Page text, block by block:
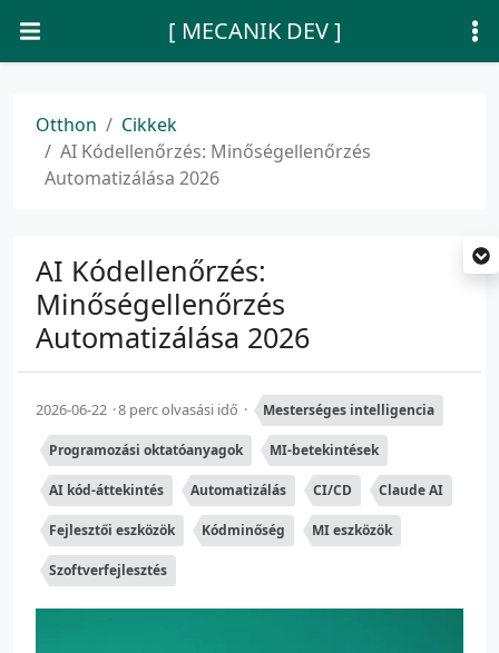
[ MECANIK DEV ]
Otthon
Cikkek
AI Kódellenőrzés: Minőségellenőrzés
Automatizálása 2026
AI Kódellenőrzés:
Minőségellenőrzés
Automatizálása 2026
2026-06-22 8 perc olvasási idő Mesterséges intelligencia
Programozási oktatóanyagok MI-betekintések
AI kód-áttekintés Automatizálás CI/CD Claude AI
Fejlesztői eszközök Kódminőség MI eszközök
Szoftverfejlesztés